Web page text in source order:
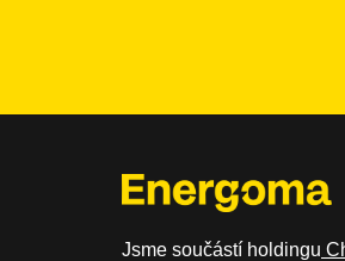
Jsme součástí holdingu